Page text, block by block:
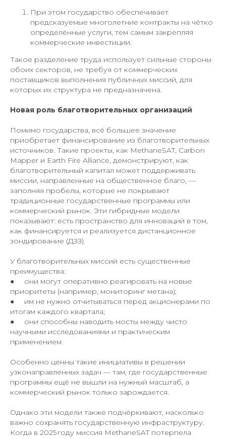
При этом государство обеспечивает
предсказуемые многолетние контракты на чётко
определённые услуги, тем самым закрепляя
коммерческие инвестиции.
Такое разделение труда использует сильные стороны
обоих секторов, не требуя от коммерческих
поставщиков выполнения публичных миссий, для
которых их структура не предназначена.
Новая роль благотворительных организаций
Помимо государства, всё большее значение
приобретает финансирование из благотворительных
источников. Такие проекты, как MethaneSAT, Carbon
Mapper и Earth Fire Alliance, демонстрируют, как
благотворительный капитал может поддерживать
миссии, направленные на общественное благо, —
заполняя пробелы, которые не покрывают
традиционные государственные программы или
коммерческий рынок. Эти гибридные модели
показывают: есть пространство для инноваций в том,
как финансируется и реализуется дистанционное
зондирование (ДЗЗ).
У благотворительных миссий есть существенные
преимущества:
● они могут оперативно реагировать на новые
приоритеты (например, мониторинг метана);
● им не нужно отчитываться перед акционерами по
итогам каждого квартала;
● они способны наводить мосты между чисто
научными исследованиями и практическим
применением.
Особенно ценны такие инициативы в решении
узконаправленных задач — там, где государственные
программы ещё не вышли на нужный масштаб, а
коммерческий рынок только зарождается.
Однако эти модели также подчёркивают, насколько
важно сохранять государственную инфраструктуру.
Когда в 2025 году миссия MethaneSAT потерпела